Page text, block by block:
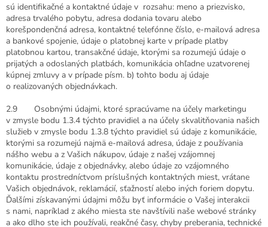
sú identifikačné a kontaktné údaje v rozsahu: meno a priezvisko,
adresa trvalého pobytu, adresa dodania tovaru alebo
korešpondenčná adresa, kontaktné telefónne číslo, e-mailová adresa
a bankové spojenie, údaje o platobnej karte v prípade platby
platobnou kartou, transakčné údaje, ktorými sa rozumejú údaje o
prijatých a odoslaných platbách, komunikácia ohľadne uzatvorenej
kúpnej zmluvy a v prípade písm. b) tohto bodu aj údaje
o realizovaných objednávkach.
2.9 Osobnými údajmi, ktoré spracúvame na účely marketingu
v zmysle bodu 1.3.4 týchto pravidiel a na účely skvalitňovania našich
služieb v zmysle bodu 1.3.8 týchto pravidiel sú údaje z komunikácie,
ktorými sa rozumejú najmä e-mailová adresa, údaje z používania
nášho webu a z Vašich nákupov, údaje z našej vzájomnej
komunikácie, údaje z objednávky, alebo údaje zo vzájomného
kontaktu prostredníctvom príslušných kontaktných miest, vrátane
Vašich objednávok, reklamácií, sťažností alebo iných foriem dopytu.
Ďalšími získavanými údajmi môžu byť informácie o Vašej interakcii
s nami, napríklad z akého miesta ste navštívili naše webové stránky
a ako dlho ste ich používali, reakčné časy, chyby preberania, technické